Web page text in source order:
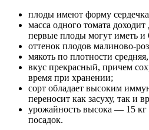
плоды имеют форму
масса одного томата
первые плоды могут иметь и
оттенок плодов малиново-
мякоть по плотности
вкус прекрасный, причем
время при хранении;
сорт обладает высоким
переносит как засуху, так и
урожайность высока — 15
посадок.